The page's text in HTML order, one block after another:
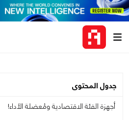
جدول المحتوى
أجهزة الفئة الاقتصادية ومُعضلة الأداء!